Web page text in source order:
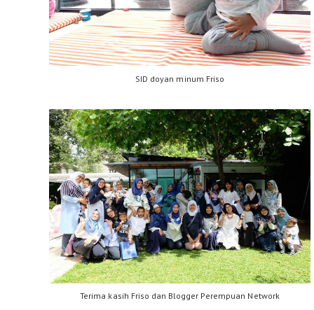
SID doyan minum Friso
Terima kasih Friso dan Blogger Perempuan Network